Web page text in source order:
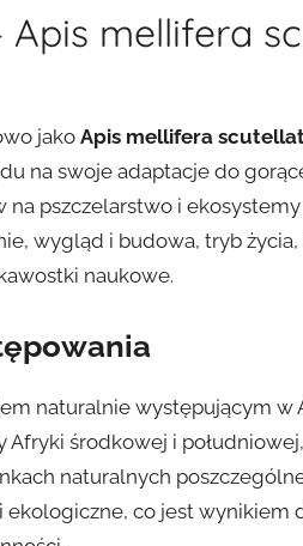
Apis mellifera
jako Apis mellifera
na swoje adaptacje do
na pszczelarstwo i
wygląd i budowa, tryb
naukowe.
naturalnie występującym w
środkowej i
naturalnych
co jest wynikiem